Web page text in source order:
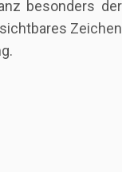
besonders der
Zeichen